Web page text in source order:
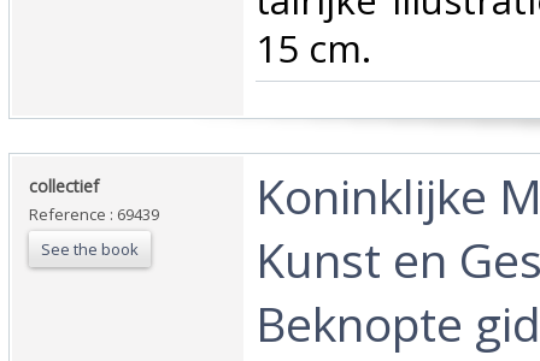
15 cm.‎
‎collectief‎
Reference : 69439
See the book
‎Koninklijke
Kunst en
Beknopte